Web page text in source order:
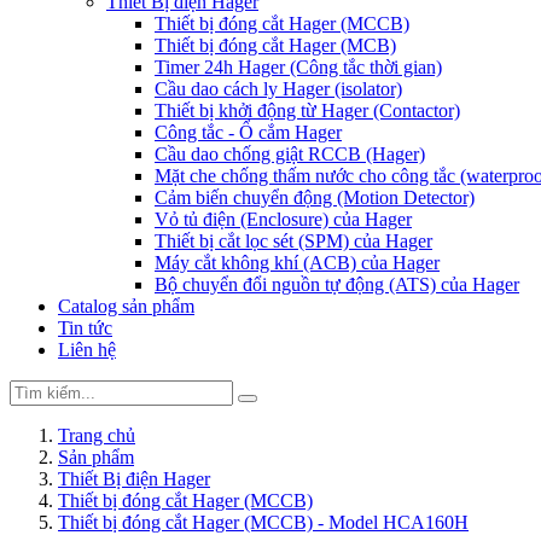
Thiết bị đóng cắt Hager (MCCB)
Thiết bị đóng cắt Hager (MCB)
Timer 24h Hager (Công tắc thời gian)
Cầu dao cách ly Hager (isolator)
Thiết bị khởi động từ Hager (Contactor)
Công tắc - Ổ cắm Hager
Cầu dao chống giật RCCB (Hager)
Mặt che chống thấm nước cho công tắc
Cảm biến chuyển động (Motion Detector)
Vỏ tủ điện (Enclosure) của Hager
Thiết bị cắt lọc sét (SPM) của Hager
Máy cắt không khí (ACB) của Hager
Bộ chuyển đổi nguồn tự động (ATS) của Hager
Catalog sản phẩm
Tin tức
Liên hệ
Trang chủ
Sản phẩm
Thiết Bị điện Hager
Thiết bị đóng cắt Hager (MCCB)
Thiết bị đóng cắt Hager (MCCB) - Model HCA160H